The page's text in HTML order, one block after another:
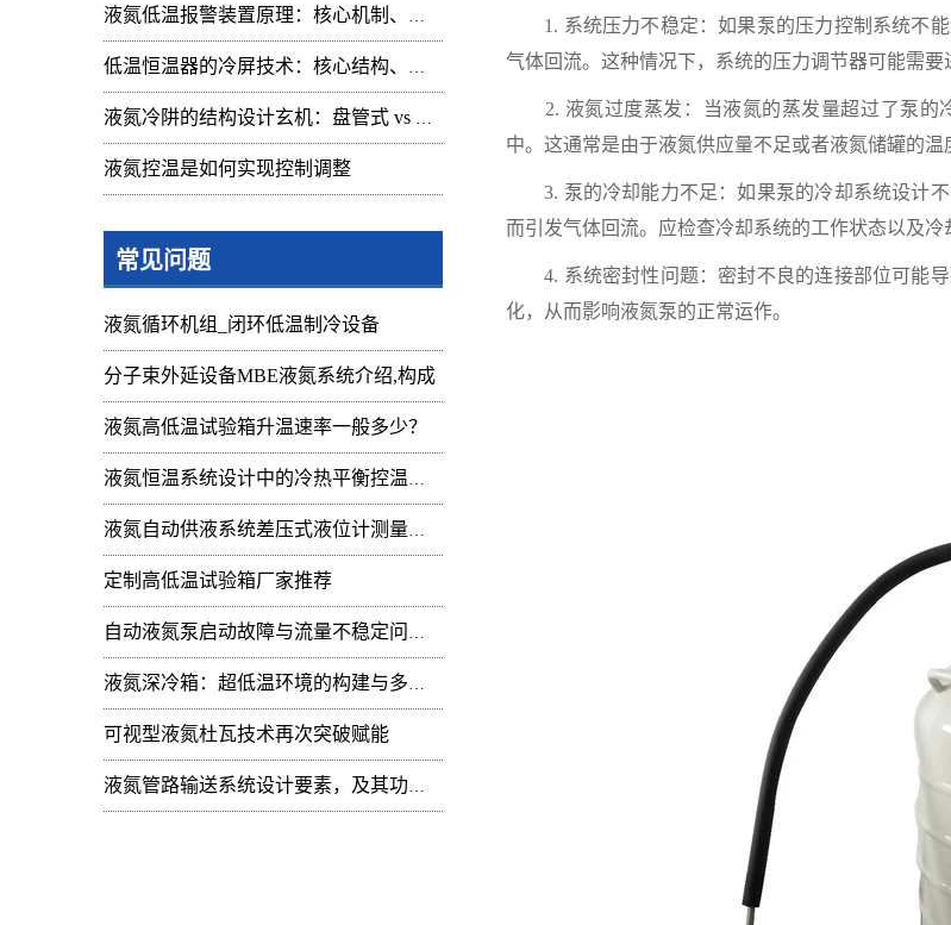
液氮低温报警装置原理：核心机制、组成与应用解析
低温恒温器的冷屏技术：核心结构、功能与设计解析
液氮冷阱的结构设计玄机：盘管式 vs 腔体式，哪种捕集效率更高
液氮控温是如何实现控制调整
常见问题
液氮循环机组_闭环低温制冷设备
分子束外延设备MBE液氮系统介绍,构成
液氮高低温试验箱升温速率一般多少？
液氮恒温系统设计中的冷热平衡控温难点
液氮自动供液系统差压式液位计测量值周期性
定制高低温试验箱厂家推荐
自动液氮泵启动故障与流量不稳定问题：技术排查
液氮深冷箱：超低温环境的构建与多领域技术赋能
可视型液氮杜瓦技术再次突破赋能
液氮管路输送系统设计要素，及其功能开发
1. 系统压力不稳定：如果泵的压力控制系统不能
气体回流。这种情况下，系统的压力调节器可能需要
2. 液氮过度蒸发：当液氮的蒸发量超过了泵的
中。这通常是由于液氮供应量不足或者液氮储罐的温
3. 泵的冷却能力不足：如果泵的冷却系统设计不
而引发气体回流。应检查冷却系统的工作状态以及冷
4. 系统密封性问题：密封不良的连接部位可能导
化，从而影响液氮泵的正常运作。